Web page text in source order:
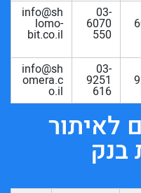
03-
6070
550
info@sh
lomo-
bit.co.il
03-
9251
616
info@sh
omera.c
o.il
לאיתור
בנק